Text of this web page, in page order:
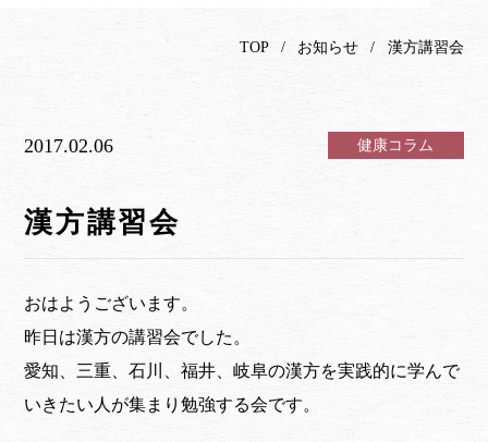
TOP お知らせ 漢方講習会
2017.02.06 健康コラム
漢方講習会
おはようございます。
昨日は漢方の講習会でした。
愛知、三重、石川、福井、岐阜の漢方を実践的に学んで
いきたい人が集まり勉強する会です。